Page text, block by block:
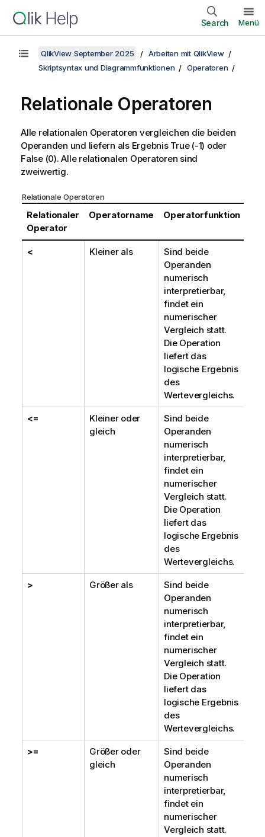
Search Menü
QlikView September 2025
Arbeiten mit QlikView
Skriptsyntax und Diagrammfunktionen
Operatoren
Relationale Operatoren
Alle relationalen Operatoren vergleichen die beiden
Operanden und liefern als Ergebnis True(-1) oder
False(0). Alle relationalen Operatoren sind
zweiwertig.
Relationale Operatoren
Relationaler
Operator
Operatorname Operatorfunktion
< Kleiner als
Sind beide
Operanden
numerisch
interpretierbar,
findet ein
numerischer
Vergleich statt.
Die Operation
liefert das
logische Ergebnis
des
Wertevergleichs.
<=
Kleiner oder
gleich
Sind beide
Operanden
numerisch
interpretierbar,
findet ein
numerischer
Vergleich statt.
Die Operation
liefert das
logische Ergebnis
des
Wertevergleichs.
> Größer als
Sind beide
Operanden
numerisch
interpretierbar,
findet ein
numerischer
Vergleich statt.
Die Operation
liefert das
logische Ergebnis
des
Wertevergleichs.
>=
Größer oder
gleich
Sind beide
Operanden
numerisch
interpretierbar,
findet ein
numerischer
Vergleich statt.